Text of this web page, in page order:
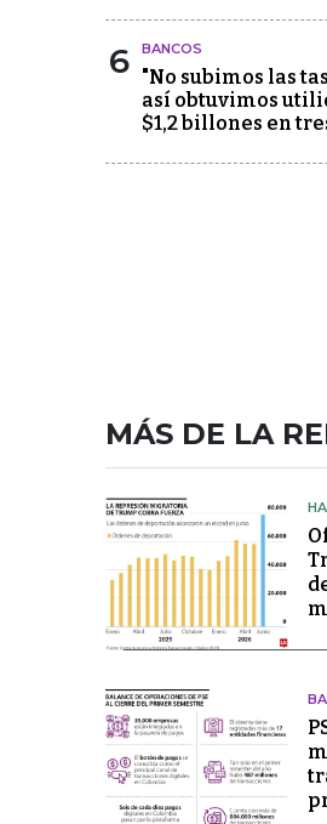
6 BANCOS
"No subimos las
así obtuvimos
$1,2 billones en
MÁS DE LA